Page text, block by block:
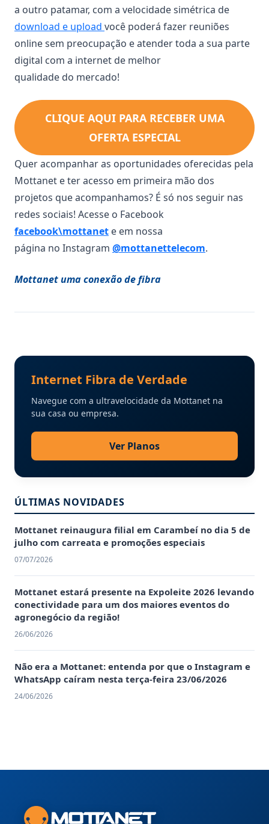
a outro patamar, com a velocidade simétrica de
download e upload você poderá fazer reuniões
online sem preocupação e atender toda a sua parte
digital com a internet de melhor
qualidade do mercado!
CLIQUE AQUI PARA RECEBER UMA
OFERTA ESPECIAL
Quer acompanhar as oportunidades oferecidas pela
Mottanet e ter acesso em primeira mão dos
projetos que acompanhamos? É só nos seguir nas
redes sociais! Acesse o Facebook
facebook\mottanet e em nossa
página no Instagram @mottanettelecom.
Mottanet uma conexão de fibra
Internet Fibra de Verdade
Navegue com a ultravelocidade da Mottanet na
sua casa ou empresa.
Ver Planos
ÚLTIMAS NOVIDADES
Mottanet reinaugura filial em Carambeí no dia 5 de
julho com carreata e promoções especiais
07/07/2026
Mottanet estará presente na Expoleite 2026 levando
conectividade para um dos maiores eventos do
agronegócio da região!
26/06/2026
Não era a Mottanet: entenda por que o Instagram e
WhatsApp caíram nesta terça-feira 23/06/2026
24/06/2026